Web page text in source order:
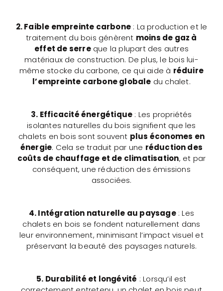
2. Faible empreinte carbone : La production et le
traitement du bois génèrent moins de gaz à
effet de serreque la plupart des autres
matériaux de construction. De plus, le bois lui-
même stocke du carbone, ce qui aide à réduire
l’empreinte carbone globale du chalet.
3. Efficacité énergétique : Les propriétés
isolantes naturelles du bois signifient que les
chalets en bois sont souvent plus économes en
énergie. Cela se traduit par une réduction des
coûts de chauffage et de climatisation, et par
conséquent, une réduction des émissions
associées.
4. Intégration naturelle au paysage: Les
chalets en bois se fondent naturellement dans
leur environnement, minimisant l’impact visuel et
préservant la beauté des paysages naturels.
5. Durabilité et longévité : Lorsqu’il est